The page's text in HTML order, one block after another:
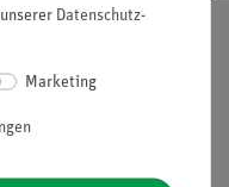
Daten­schutz­
Marketing